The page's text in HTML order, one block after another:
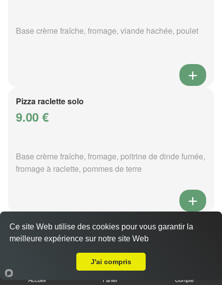
Base crème fraîche, fromage, viande hachée, poulet
Pizza raclette solo
9.00 €
Base crème fraîche, fromage, poitrine de dinde fumée,
fromage à raclette, pommes de terre
Pizza tartiflette solo
9.00 €
Base crème fraîche, fromage, poitrine de dinde fumée,
Accueil Panier Compte
Ce site Web utilise des cookies pour vous garantir la
meilleure expérience sur notre site Web
J'ai compris